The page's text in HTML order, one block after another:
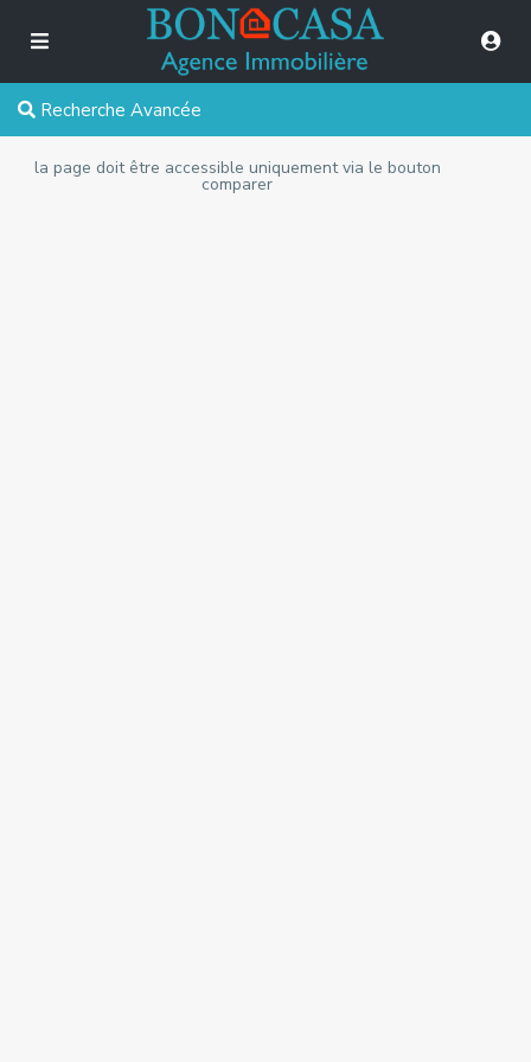
Recherche Avancée
la page doit être accessible uniquement via le bouton
comparer